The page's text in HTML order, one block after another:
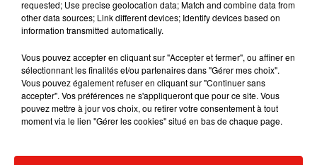
marquer des points lorsqu’ils font rire et à en perdre lorsqu’ils
éclatent de rire. Entre collègues, amis ou en famille, il est
pleinement de cette activité ludique et hilarante.
requested; Use precise geolocation data; Match and combine data from
other data sources; Link different devices; Identify devices based on
information transmitted automatically.
Vous pouvez accepter en cliquant sur "Accepter et fermer", ou affiner en
sélectionnant les finalités et/ou partenaires dans "Gérer mes choix".
Vous pouvez également refuser en cliquant sur "Continuer sans
accepter". Vos préférences ne s'appliqueront que pour ce site. Vous
pouvez mettre à jour vos choix, ou retirer votre consentement à tout
moment via le lien "Gérer les cookies" situé en bas de chaque page.